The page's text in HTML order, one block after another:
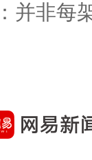
并非每